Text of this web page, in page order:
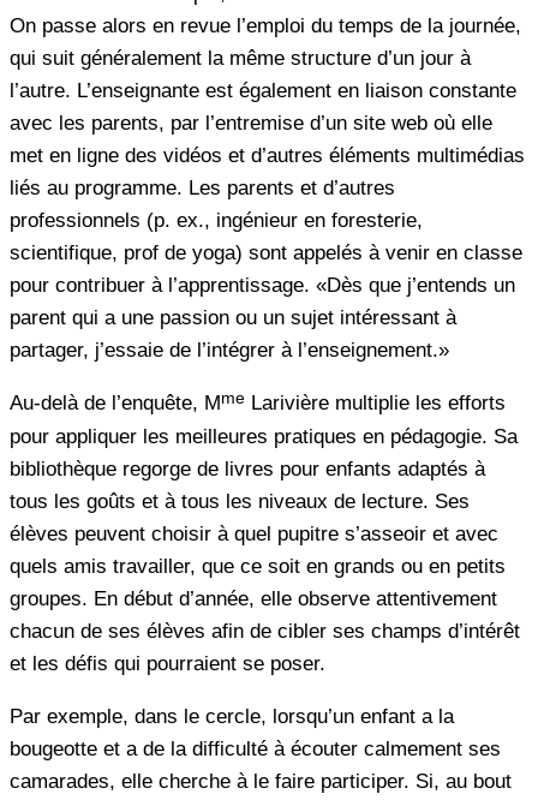
On passe alors en revue l’emploi du temps de la journée,
qui suit généralement la même structure d’un jour à
l’autre. L’enseignante est également en liaison constante
avec les parents, par l’entremise d’un site web où elle
met en ligne des vidéos et d’autres éléments multimédias
liés au programme. Les parents et d’autres
professionnels (p. ex., ingénieur en foresterie,
scientifique, prof de yoga) sont appelés à venir en classe
pour contribuer à l’apprentissage. «Dès que j’entends un
parent qui a une passion ou un sujet intéressant à
partager, j’essaie de l’intégrer à l’enseignement.»
Au-delà de l’enquête, Mme Larivière multiplie les efforts
pour appliquer les meilleures pratiques en pédagogie. Sa
bibliothèque regorge de livres pour enfants adaptés à
tous les goûts et à tous les niveaux de lecture. Ses
élèves peuvent choisir à quel pupitre s’asseoir et avec
quels amis travailler, que ce soit en grands ou en petits
groupes. En début d’année, elle observe attentivement
chacun de ses élèves afin de cibler ses champs d’intérêt
et les défis qui pourraient se poser.
Par exemple, dans le cercle, lorsqu’un enfant a la
bougeotte et a de la difficulté à écouter calmement ses
camarades, elle cherche à le faire participer. Si, au bout